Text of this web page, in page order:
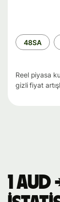
Zaman
aralığı
48SA
Reel piyasa
gizli fiyat
1 AUD